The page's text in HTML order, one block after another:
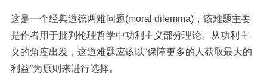
这是一个经典道德两难问题(moral dilemma)， 该难题主要
是作者用于批判伦理哲学中功利主义部分理论。从功利主
义的角度出发，这道难题应该以“保障更多的人获取最大的
利益”为原则来进行选择。